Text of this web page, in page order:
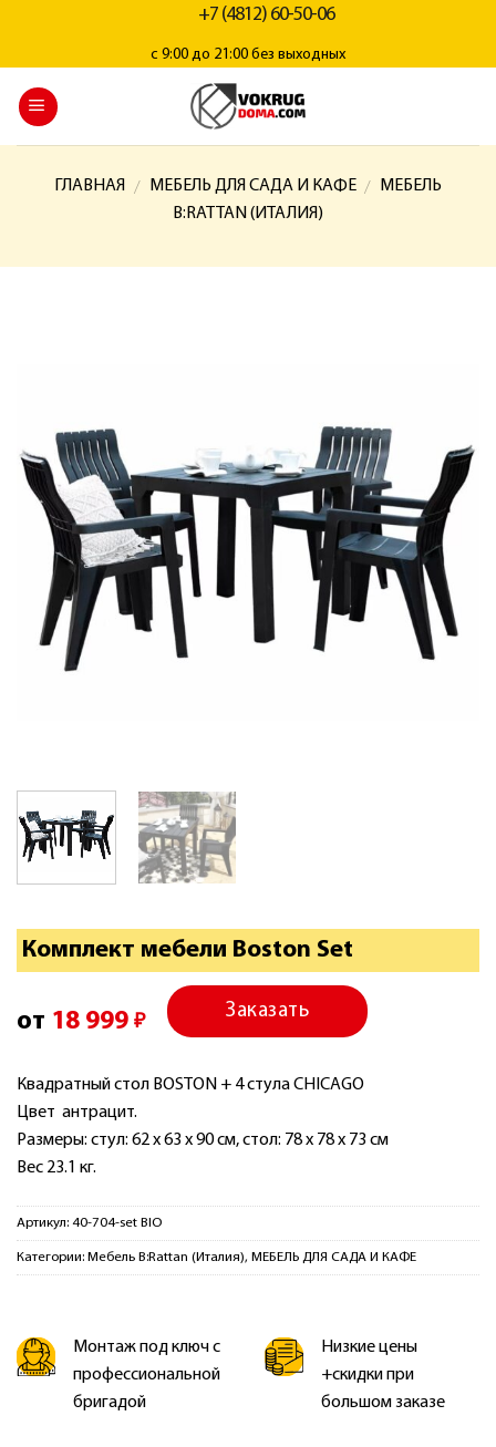
+7 (4812) 60-50-06
с 9:00 до 21:00 без выходных
ГЛАВНАЯ / МЕБЕЛЬ ДЛЯ САДА И КАФЕ /
МЕБЕЛЬ
B:RATTAN (ИТАЛИЯ)
Комплект мебели Boston Set
от 18 999 ₽
Заказать
Квадратный стол BOSTON + 4 стула CHICAGO
Цвет антрацит.
Размеры: стул: 62 х 63 х 90 см, стол: 78 х 78 х 73 см
Вес 23.1 кг.
Артикул: 40-704-set BIO
Категории: Мебель B:Rattan (Италия), МЕБЕЛЬ ДЛЯ САДА И КАФЕ
Монтаж под ключ с
профессиональной
бригадой
Низкие цены
+скидки при
большом заказе